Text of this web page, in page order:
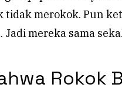
merokok. Pun
Jadi mereka sama
Rokok